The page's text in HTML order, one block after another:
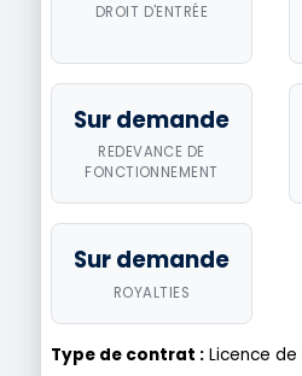
DROIT D'ENTRÉE
Sur demande
REDEVANCE DE
FONCTIONNEMENT
Sur demande
ROYALTIES
Type de contrat : Licence